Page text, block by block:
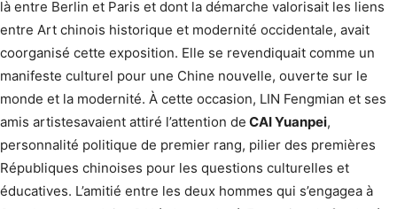
là entre Berlin et Paris et dont la démarche valorisait les liens
entre Art chinois historique et modernité occidentale, avait
coorganisé cette exposition. Elle se revendiquait comme un
manifeste culturel pour une Chine nouvelle, ouverte sur le
monde et la modernité. À cette occasion, LIN Fengmian et ses
amis artistesavaient attiré l’attention de CAI Yuanpei,
personnalité politique de premier rang, pilier des premières
Républiques chinoises pour les questions culturelles et
éducatives. L’amitié entre les deux hommes qui s’engagea à